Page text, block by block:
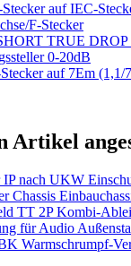
auf IEC-
F-Stecker
TRUE DROP
0-20dB
auf 7Em (1,1/
Artikel
IP nach UKW
Chassis
TT 2P Kombi-
für Audio
Warmschrumpf-